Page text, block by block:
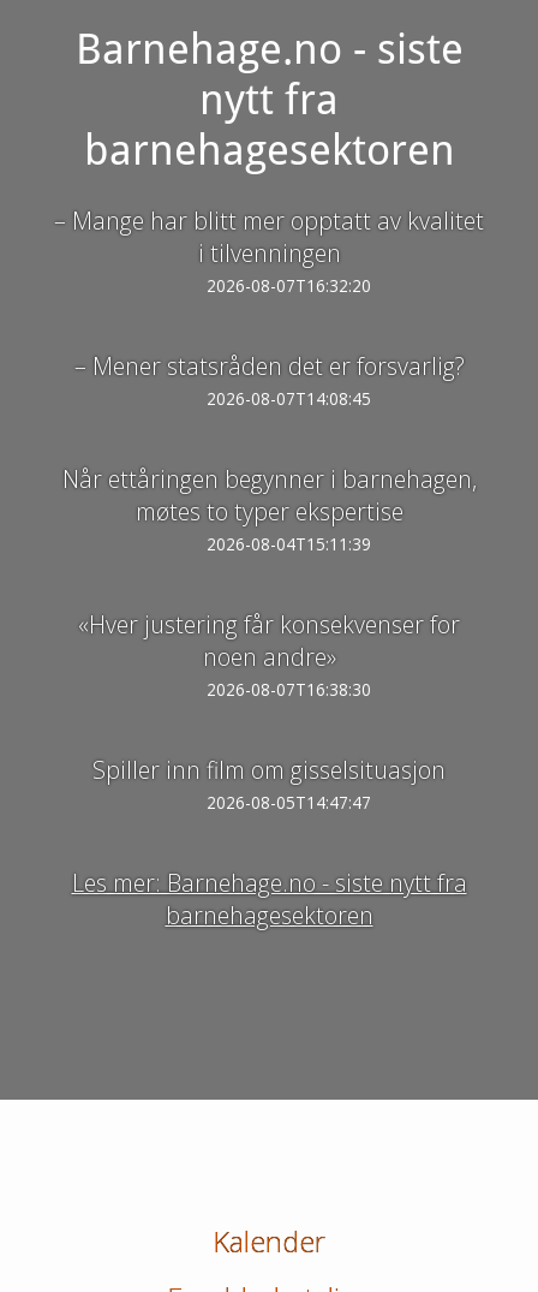
Barnehage.no - siste
nytt fra
barnehagesektoren
– Mange har blitt mer opptatt av kvalitet
i tilvenningen
2026-08-07T16:32:20
– Mener statsråden det er forsvarlig?
2026-08-07T14:08:45
Når ettåringen begynner i barnehagen,
møtes to typer ekspertise
2026-08-04T15:11:39
«Hver justering får konsekvenser for
noen andre»
2026-08-07T16:38:30
Spiller inn film om gisselsituasjon
2026-08-05T14:47:47
Les mer: Barnehage.no - siste nytt fra
barnehagesektoren
Kalender